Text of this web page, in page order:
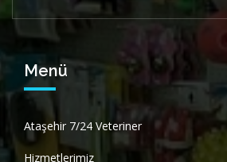
Menü
Ataşehir 7/24 Veteriner
Hizmetlerimiz